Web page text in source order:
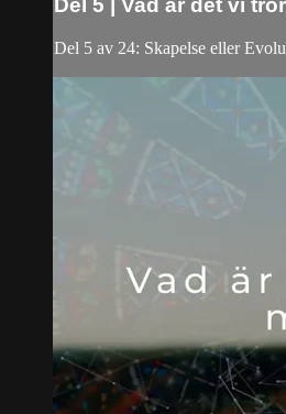
Del 5 | Vad är det vi
Del 5 av 24: Skapelse eller